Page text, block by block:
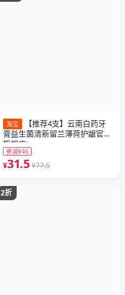
淘宝
【推荐4支】云南白药牙
膏益生菌清新留兰薄荷护龈官方
旗舰店t
券减¥46
¥31.5 ¥77.5
2折